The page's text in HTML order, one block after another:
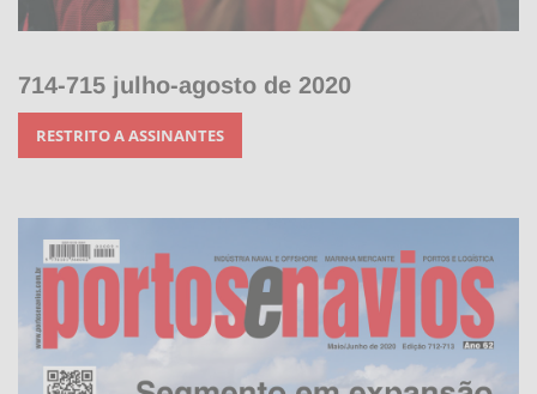
714-715 julho-agosto de 2020
RESTRITO A ASSINANTES